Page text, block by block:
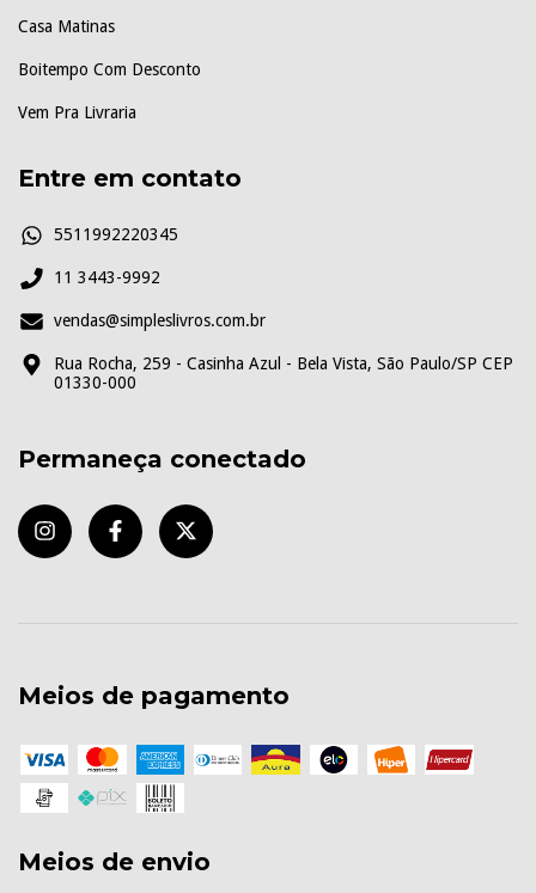
Casa Matinas
Boitempo Com Desconto
Vem Pra Livraria
Entre em contato
5511992220345
11 3443-9992
vendas@simpleslivros.com.br
Rua Rocha, 259 - Casinha Azul - Bela Vista, São Paulo/SP CEP
01330-000
Permaneça conectado
Meios de pagamento
Meios de envio